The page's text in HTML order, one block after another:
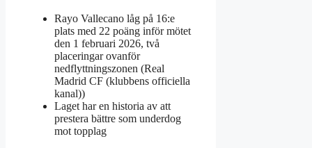
Rayo Vallecano låg på 16:e
plats med 22 poäng inför mötet
den 1 februari 2026, två
placeringar ovanför
nedflyttningszonen (Real
Madrid CF (klubbens officiella
kanal))
Laget har en historia av att
prestera bättre som underdog
mot topplag